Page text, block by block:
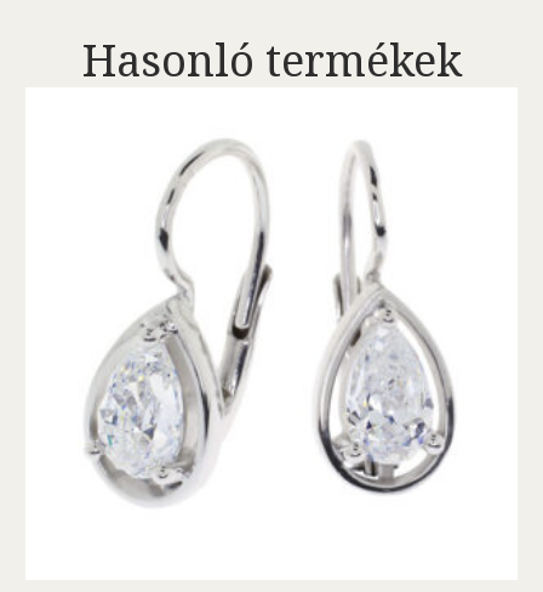
Hasonló termékek